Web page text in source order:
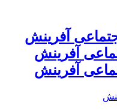
آفرینش
آفرینش